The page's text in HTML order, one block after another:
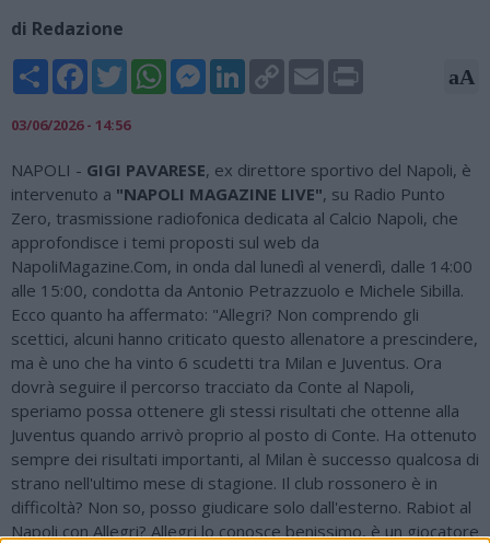
di Redazione
Share FacebookTwitterWhatsAppMessengerLinkedInCopy
Link
Email aA
03/06/2026 - 14:56
NAPOLI - GIGI PAVARESE, ex direttore sportivo del Napoli, è
intervenuto a "NAPOLI MAGAZINE LIVE", su Radio Punto
Zero, trasmissione radiofonica dedicata al Calcio Napoli, che
approfondisce i temi proposti sul web da
NapoliMagazine.Com, in onda dal lunedì al venerdì, dalle 14:00
alle 15:00, condotta da Antonio Petrazzuolo e Michele Sibilla.
Ecco quanto ha affermato: "Allegri? Non comprendo gli
scettici, alcuni hanno criticato questo allenatore a prescindere,
ma è uno che ha vinto 6 scudetti tra Milan e Juventus. Ora
dovrà seguire il percorso tracciato da Conte al Napoli,
speriamo possa ottenere gli stessi risultati che ottenne alla
Juventus quando arrivò proprio al posto di Conte. Ha ottenuto
sempre dei risultati importanti, al Milan è successo qualcosa di
strano nell'ultimo mese di stagione. Il club rossonero è in
difficoltà? Non so, posso giudicare solo dall'esterno. Rabiot al
Napoli con Allegri? Allegri lo conosce benissimo, è un giocatore